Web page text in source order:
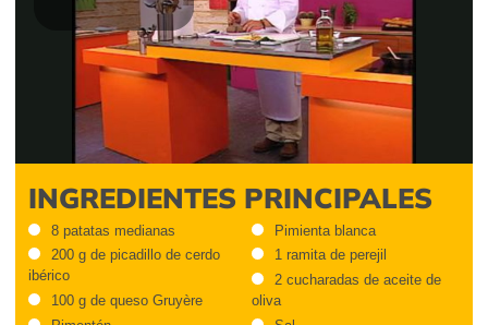
Play
Video
INGREDIENTES PRINCIPALES
8 patatas medianas
200 g de picadillo de cerdo
ibérico
100 g de queso Gruyère
Pimienta blanca
1 ramita de perejil
2 cucharadas de aceite de
oliva